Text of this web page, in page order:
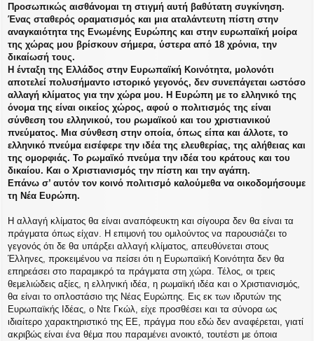
Προσωπικώς αισθάνομαι τη στιγμή αυτή βαθύτατη συγκίνηση.
Ένας σταθερός οραματισμός και μια αταλάντευτη πίστη στην
αναγκαιότητα της Ενωμένης Ευρώπης και στην ευρωπαϊκή μοίρα
της χώρας μου βρίσκουν σήμερα, ύστερα από 18 χρόνια, την
δικαίωσή τους.
Η ένταξη της Ελλάδος στην Ευρωπαϊκή Κοινότητα, μολονότι
αποτελεί πολυσήμαντο ιστορικό γεγονός, δεν συνεπάγεται ωστόσο
αλλαγή κλίματος για την χώρα μου. Η Ευρώπη με το ελληνικό της
όνομα της είναι οικείος χώρος, αφού ο πολιτισμός της είναι
σύνθεση του ελληνικού, του ρωμαϊκού και του χριστιανικού
πνεύματος. Μια σύνθεση στην οποία, όπως είπα και άλλοτε, το
ελληνικό πνεύμα εισέφερε την ιδέα της ελευθερίας, της αλήθειας και
της ομορφιάς. Το ρωμαϊκό πνεύμα την ιδέα του κράτους και του
δικαίου. Και ο Χριστιανισμός την πίστη και την αγάπη.
Επάνω σ’ αυτόν τον κοινό πολιτισμό καλούμεθα να οικοδομήσουμε
τη Νέα Ευρώπη.
Η αλλαγή κλίματος θα είναι αναπόφευκτη και σίγουρα δεν θα είναι τα
πράγματα όπως είχαν. Η επιμονή του ομιλούντος να παρουσιάζει το
γεγονός ότι δε θα υπάρξει αλλαγή κλίματος, απευθύνεται στους
Έλληνες, προκειμένου να πείσει ότι η Ευρωπαϊκή Κοινότητα δεν θα
επηρεάσει στο παραμικρό τα πράγματα στη χώρα. Τέλος, οι τρεις
θεμελιώδεις αξίες, η ελληνική ιδέα, η ρωμαϊκή ιδέα και ο Χριστιανισμός,
θα είναι το οπλοστάσιο της Νέας Ευρώπης. Εις εκ των ιδρυτών της
Ευρωπαϊκής Ιδέας, ο Ντε Γκώλ, είχε προσθέσει και τα σύνορα ως
ιδιαίτερο χαρακτηριστικό της ΕΕ, πράγμα που εδώ δεν αναφέρεται, γιατί
ακριβώς είναι ένα θέμα που παραμένει ανοικτό, τουτέστι με όποια